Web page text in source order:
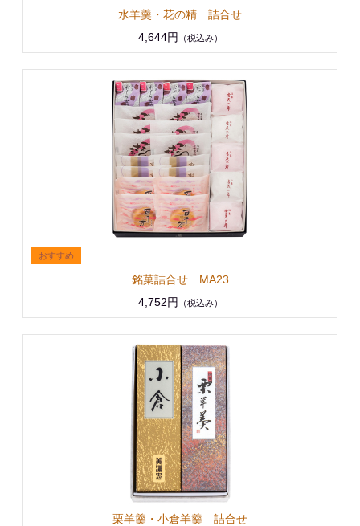
水羊羹・花の精 詰合せ
4,644円
（税込み）
銘菓詰合せ MA23
4,752円
（税込み）
栗羊羹・小倉羊羹 詰合せ